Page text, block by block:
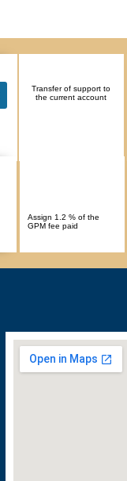
Transfer of support to
the current account
Assign 1.2 % of the
GPM fee paid